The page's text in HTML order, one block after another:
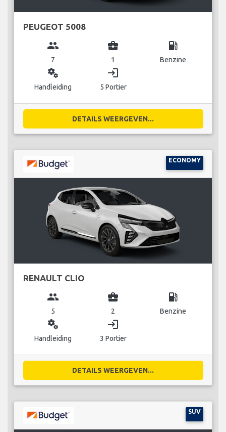
PEUGEOT 5008
group
7
business_center
1
local_gas_station
Benzine
miscellaneous_services
Handleiding
login
5 Portier
DETAILS WEERGEVEN...
ECONOMY
RENAULT CLIO
group
5
business_center
2
local_gas_station
Benzine
miscellaneous_services
Handleiding
login
3 Portier
DETAILS WEERGEVEN...
SUV